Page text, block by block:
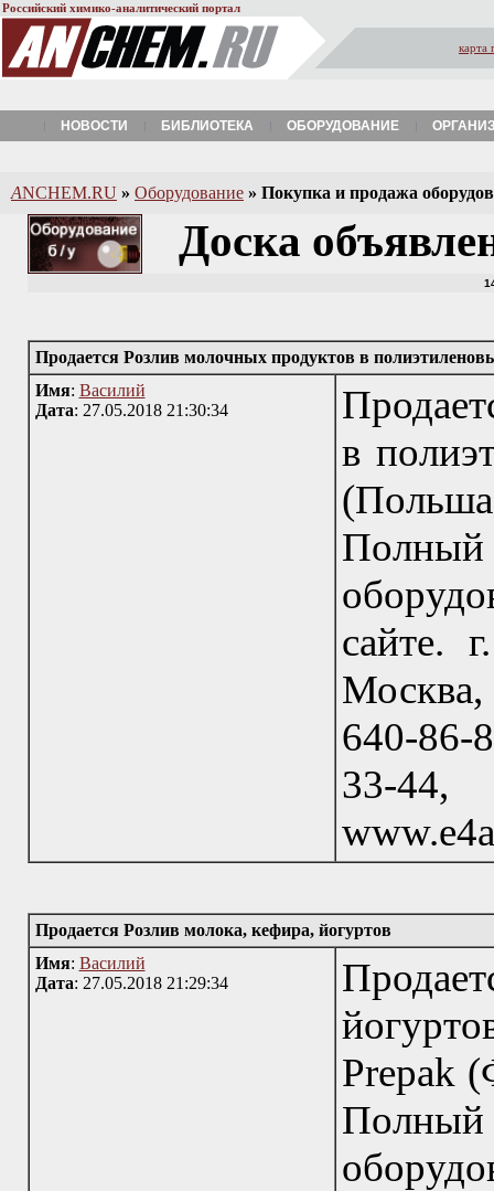
Российский химико-аналитический портал
карта
НОВОСТИ БИБЛИОТЕКА ОБОРУДОВАНИЕ
ANCHEM.RU » Оборудование » Покупка и продажа
Доска
Продается Розлив молочных продуктов в
Имя: Василий
Дата: 27.05.2018 21:30:34
в
Полный
сайте.
Москва,
640-
33-
Продается Розлив молока, кефира, йогуртов
Имя: Василий
Дата: 27.05.2018 21:29:34
Prepak
Полный